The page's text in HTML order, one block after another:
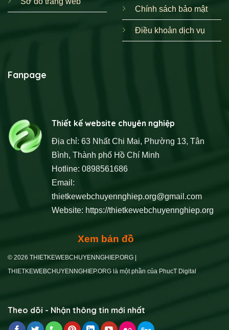
Chính sách bảo mật
Điều khoản dịch vụ
Fanpage
Thiết kế website chuyên nghiệp
Địa chỉ: 63 Nhất Chi Mai, Phường 13, Tân
Bình, Thành phố Hồ Chí Minh
Hotline: 0898561686
Email:
thietkewebchuyennghiep.org@gmail.com
Website: https://thietkewebchuyennghiep.org
Xem bản đồ
© 2026 THIETKEWEBCHUYENNGHIEP.ORG |
THIETKEWEBCHUYENNGHIEP.ORG là một phần của PhucT Digital
Theo dõi - Nhận thông tin mới nhất